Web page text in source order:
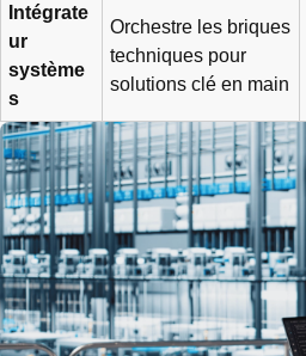
Intégrate
ur
système
s
Orchestre les briques
techniques pour
solutions clé en main